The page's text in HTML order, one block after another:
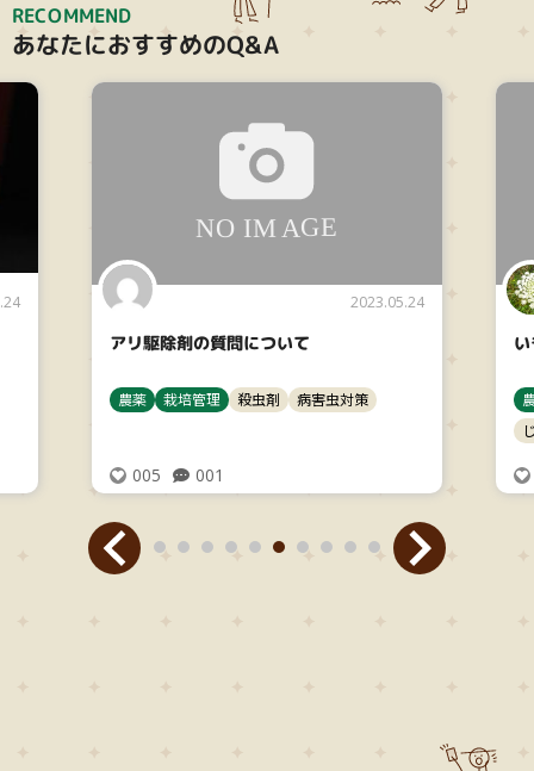
RECOMMEND
あなたにおすすめのQ&A
2023.05.24
アリ駆除剤の質問について
農薬 栽培管理 殺虫剤 病害虫対策
005 001